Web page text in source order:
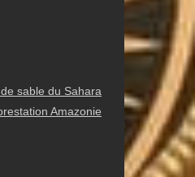
sable du Sahara
Amazonie